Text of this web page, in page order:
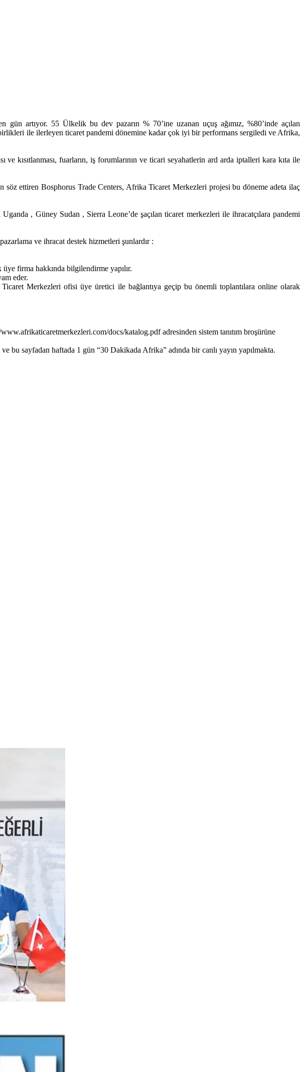
artıyor. 55 Ülkelik bu dev pazarın % 70’ine uzanan uçuş ağımız, %80’inde açılan
ile ilerleyen ticaret pandemi dönemine kadar çok iyi bir performans sergiledi ve Afrika,
kısıtlanması, fuarların, iş forumlarının ve ticari seyahatlerin ard arda iptalleri kara kıta ile
ettiren Bosphorus Trade Centers, Afrika Ticaret Merkezleri projesi bu döneme adeta ilaç
, Güney Sudan , Sierra Leone’de şaçılan ticaret merkezleri ile ihracatçılara pandemi
ve ihracat destek hizmetleri şunlardır :
firma hakkında bilgilendirme yapılır.
eder.
Merkezleri ofisi üye üretici ile bağlantıya geçip bu önemli toplantılara online olarak
docs/katalog.pdf adresinden sistem tanıtım broşürüne
bu sayfadan haftada 1 gün “30 Dakikada Afrika” adında bir canlı yayın yapılmakta.